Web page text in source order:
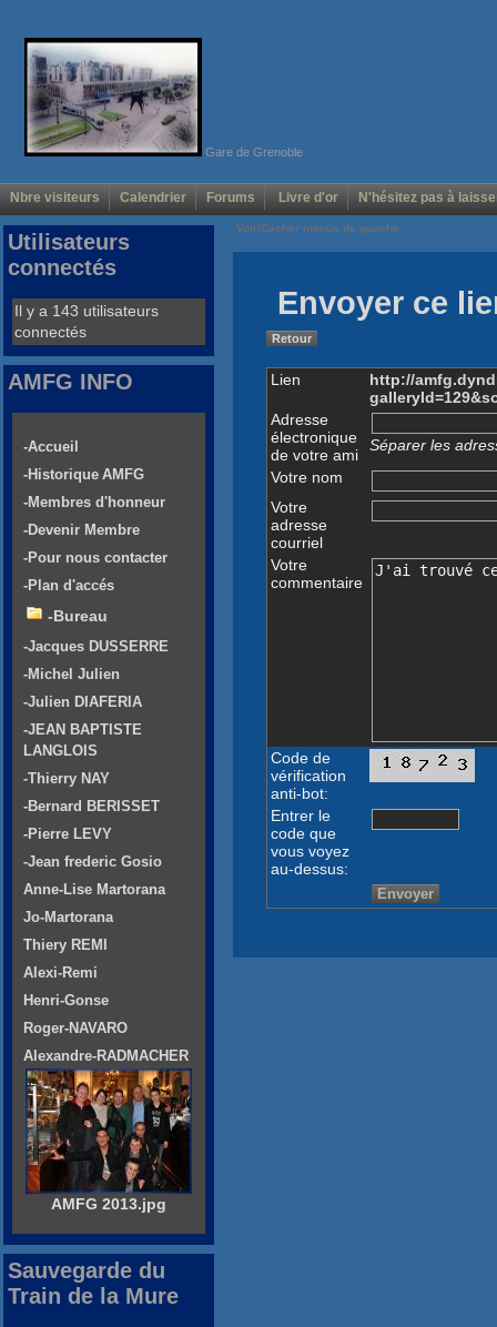
Gare de Grenoble
Nbre visiteurs Calendrier Forums Livre d'or N'hésitez pas à
Voir/Cacher menus de gauche
Envoyer ce
Retour
Lien
http://
Adresse
électronique
de votre ami
Séparer les
Votre nom
Votre
adresse
courriel
Votre
commentaire
Code de
vérification
anti-bot:
Entrer le
code que
vous voyez
au-dessus:
Utilisateurs
connectés
Il y a 143 utilisateurs
connectés
AMFG INFO
-Accueil
-Historique AMFG
-Membres d'honneur
-Devenir Membre
-Pour nous contacter
-Plan d'accés
-Bureau
-Jacques DUSSERRE
-Michel Julien
-Julien DIAFERIA
-JEAN BAPTISTE
LANGLOIS
-Thierry NAY
-Bernard BERISSET
-Pierre LEVY
-Jean frederic Gosio
Anne-Lise Martorana
Jo-Martorana
Thiery REMI
Alexi-Remi
Henri-Gonse
Roger-NAVARO
Alexandre-RADMACHER
AMFG 2013.jpg
Sauvegarde du
Train de la Mure